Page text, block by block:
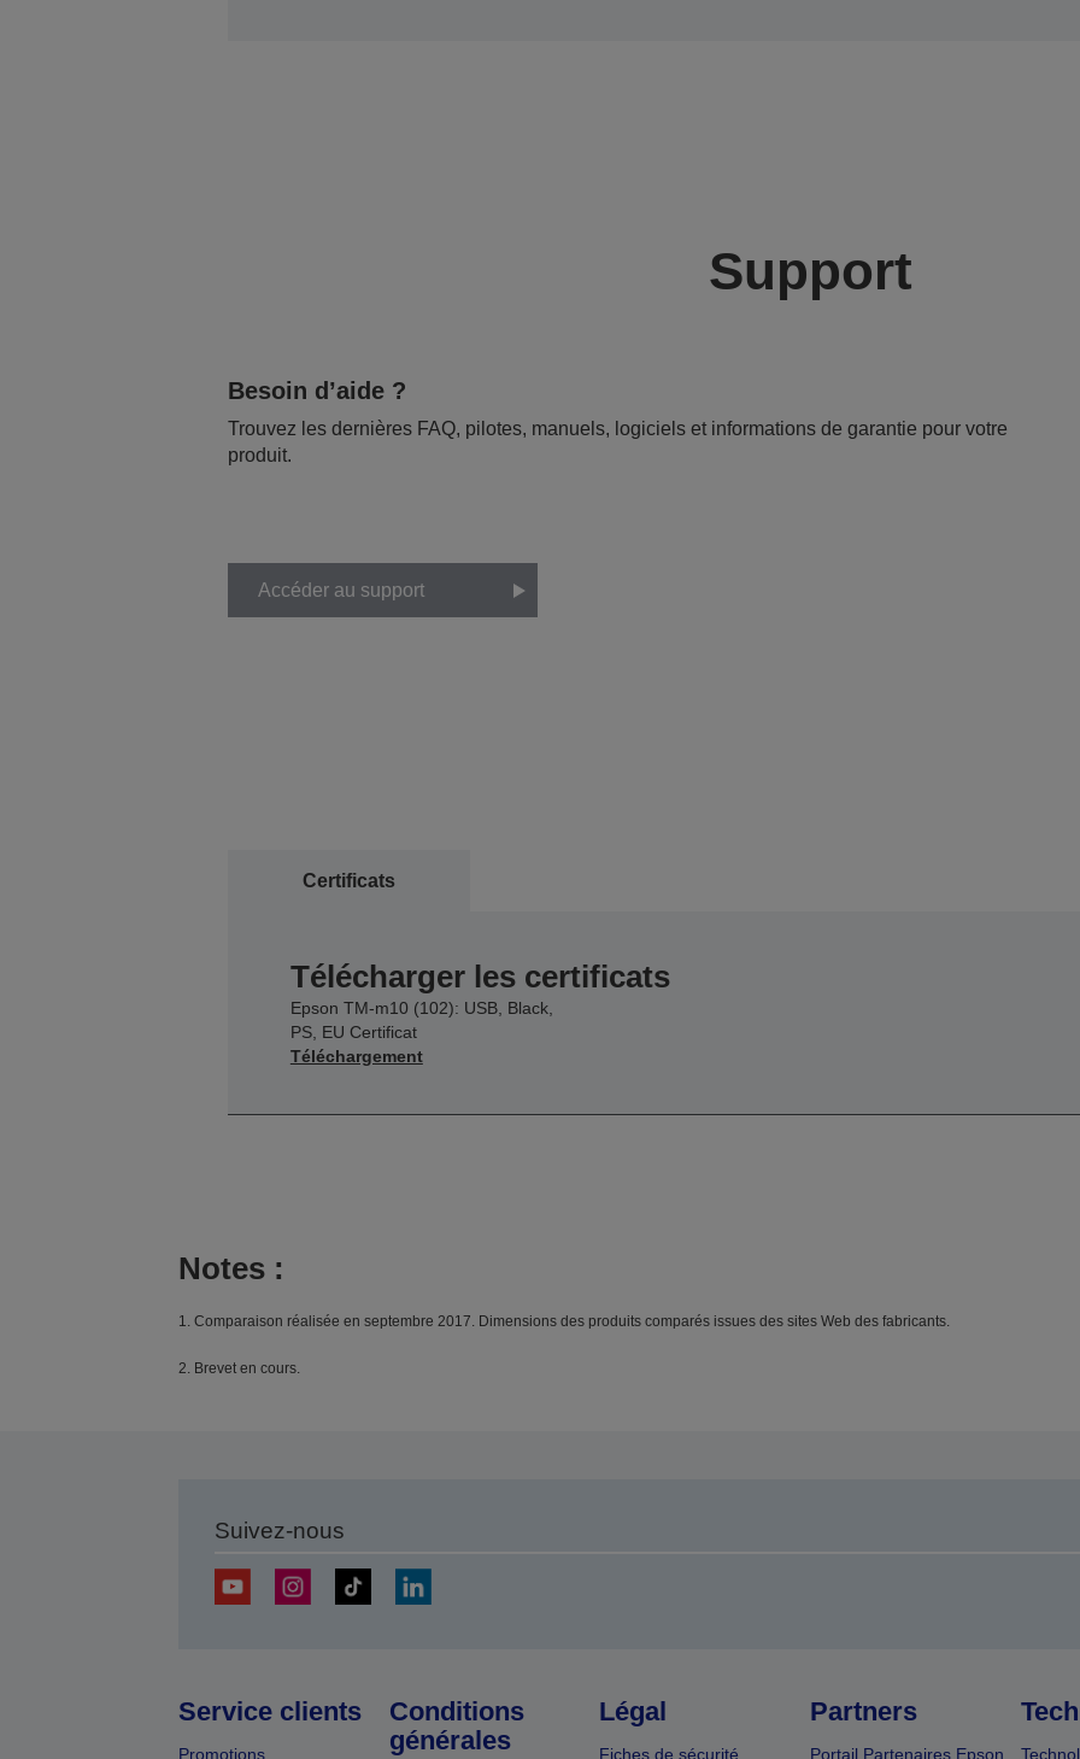
Support
Besoin d’aide ?
Trouvez les dernières FAQ, pilotes, manuels, logiciels et informations de garantie pour votre
produit.
Accéder au support
Certificats
Télécharger les certificats
Epson TM-m10 (102): USB, Black,
PS, EU Certificat
Téléchargement
Notes :
1. Comparaison réalisée en septembre 2017. Dimensions des produits comparés issues des sites Web des fabricants.
2. Brevet en cours.
Suivez-nous
Service clients
Promotions
Conditions
générales
Légal
Fiches de sécurité
Partners
Portail Partenaires Epson